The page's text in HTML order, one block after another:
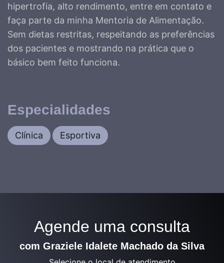
hipertrofia, alto rendimento, entre em contato e
faça parte da minha Mentoria de Alimentação.
Sem dietas restritas, respeitando as preferências
dos pacientes e mostrando na prática que o
básico bem feito funciona.
Especialidades
Clínica Esportiva
Agende uma consulta
com Graziele Idalete Machado da Silva